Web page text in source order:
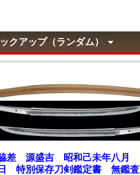
クアップ（ランダム）
差 源盛吉 昭和己未年八月
日 特別保存刀剣鑑定書 無鑑査